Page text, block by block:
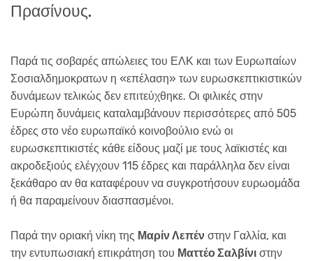
Πρασίνους.
Παρά τις σοβαρές απώλειες του ΕΛΚ και των Ευρωπαίων
Σοσιαλδημοκρατων η «επέλαση» των ευρωσκεπτικιστικών
δυνάμεων τελικώς δεν επιτεύχθηκε. Οι φιλικές στην
Ευρώπη δυνάμεις καταλαμβάνουν περισσότερες από 505
έδρες στο νέο ευρωπαϊκό κοινοβούλιο ενώ οι
ευρωσκεπτικιστές κάθε είδους μαζί με τους λαϊκιστές και
ακροδεξιούς ελέγχουν 115 έδρες και παράλληλα δεν είναι
ξεκάθαρο αν θα καταφέρουν να συγκροτήσουν ευρωομάδα
ή θα παραμείνουν διασπασμένοι.
Παρά την οριακή νίκη της Μαρίν Λεπέν στην Γαλλία, και
την εντυπωσιακή επικράτηση του Ματτέο Σαλβίνι στην